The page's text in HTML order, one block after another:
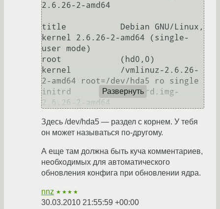
2.6.26-2-amd64
title           Debian GNU/Linux,
kernel 2.6.26-2-amd64 (single-
user mode)
root            (hd0,0)
kernel          /vmlinuz-2.6.26-
2-amd64 root=/dev/hda5 ro single
initrd          /initrd.img-
Развернуть
Здесь /dev/hda5 — раздел с корнем. У тебя
он может называться по-другому.
А еще там должна быть куча комментариев,
необходимых для автоматического
обновления конфига при обновлении ядра.
nnz ★★★★
30.03.2010 21:55:59 +00:00